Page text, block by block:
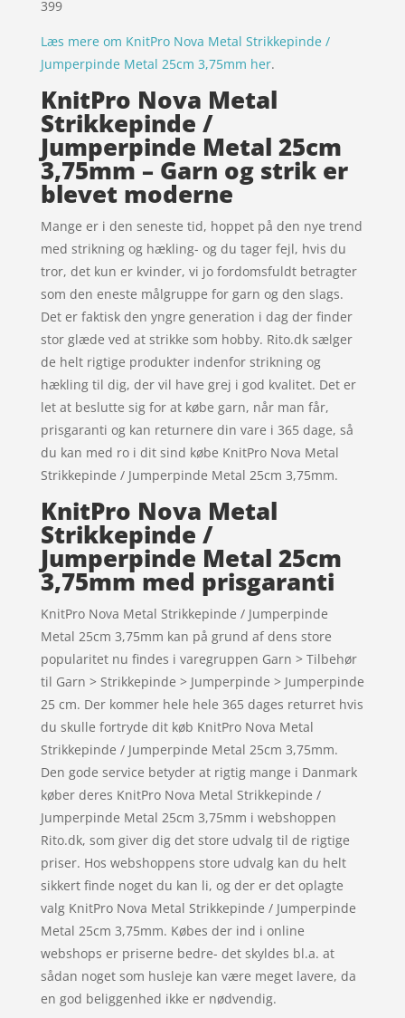
399
Læs mere om KnitPro Nova Metal Strikkepinde /
Jumperpinde Metal 25cm 3,75mm her.
KnitPro Nova Metal
Strikkepinde /
Jumperpinde Metal 25cm
3,75mm – Garn og strik er
blevet moderne
Mange er i den seneste tid, hoppet på den nye trend
med strikning og hækling- og du tager fejl, hvis du
tror, det kun er kvinder, vi jo fordomsfuldt betragter
som den eneste målgruppe for garn og den slags.
Det er faktisk den yngre generation i dag der finder
stor glæde ved at strikke som hobby. Rito.dk sælger
de helt rigtige produkter indenfor strikning og
hækling til dig, der vil have grej i god kvalitet. Det er
let at beslutte sig for at købe garn, når man får,
prisgaranti og kan returnere din vare i 365 dage, så
du kan med ro i dit sind købe KnitPro Nova Metal
Strikkepinde / Jumperpinde Metal 25cm 3,75mm.
KnitPro Nova Metal
Strikkepinde /
Jumperpinde Metal 25cm
3,75mm med prisgaranti
KnitPro Nova Metal Strikkepinde / Jumperpinde
Metal 25cm 3,75mm kan på grund af dens store
popularitet nu findes i varegruppen Garn > Tilbehør
til Garn > Strikkepinde > Jumperpinde > Jumperpinde
25 cm. Der kommer hele hele 365 dages returret hvis
du skulle fortryde dit køb KnitPro Nova Metal
Strikkepinde / Jumperpinde Metal 25cm 3,75mm.
Den gode service betyder at rigtig mange i Danmark
køber deres KnitPro Nova Metal Strikkepinde /
Jumperpinde Metal 25cm 3,75mm i webshoppen
Rito.dk, som giver dig det store udvalg til de rigtige
priser. Hos webshoppens store udvalg kan du helt
sikkert finde noget du kan li, og der er det oplagte
valg KnitPro Nova Metal Strikkepinde / Jumperpinde
Metal 25cm 3,75mm. Købes der ind i online
webshops er priserne bedre- det skyldes bl.a. at
sådan noget som husleje kan være meget lavere, da
en god beliggenhed ikke er nødvendig.